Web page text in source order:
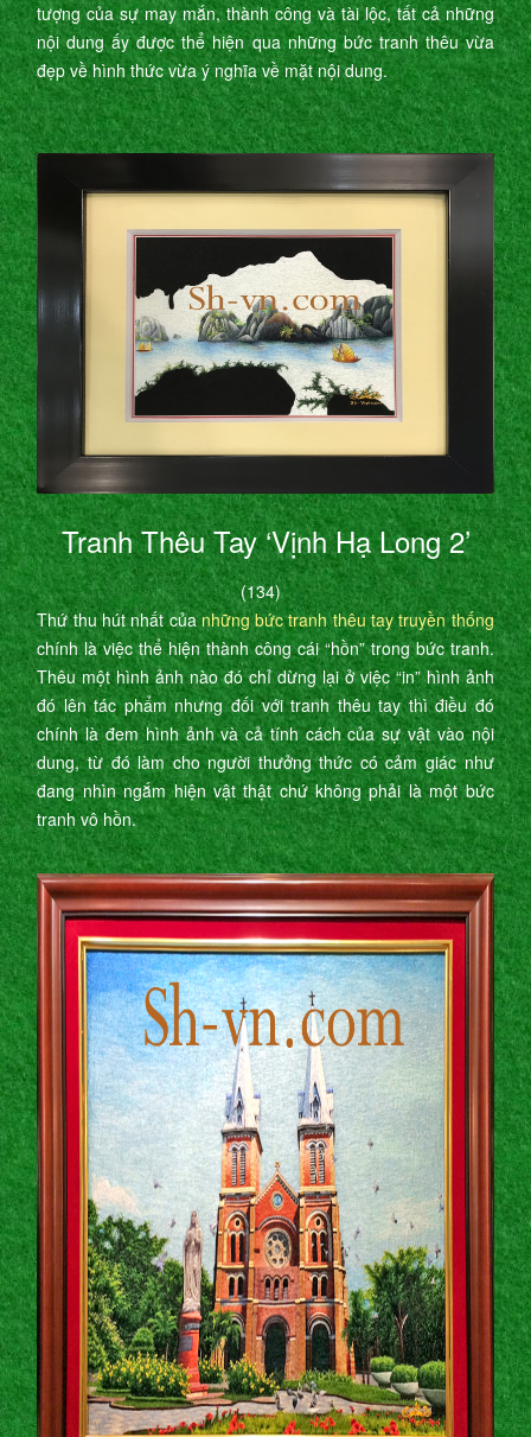
tượng của sự may mắn, thành công và tài lộc, tất cả những
nội dung ấy được thể hiện qua những bức tranh thêu vừa
đẹp về hình thức vừa ý nghĩa về mặt nội dung.
Tranh Thêu Tay ‘Vịnh Hạ Long 2’
(134)
Thứ thu hút nhất củanhững bức tranh thêu tay truyền thống
chính là việc thể hiện thành công cái “hồn” trong bức tranh.
Thêu một hình ảnh nào đó chỉ dừng lại ở việc “in” hình ảnh
đó lên tác phẩm nhưng đối với tranh thêu tay thì điều đó
chính là đem hình ảnh và cả tính cách của sự vật vào nội
dung, từ đó làm cho người thưởng thức có cảm giác như
đang nhìn ngắm hiện vật thật chứ không phải là một bức
tranh vô hồn.